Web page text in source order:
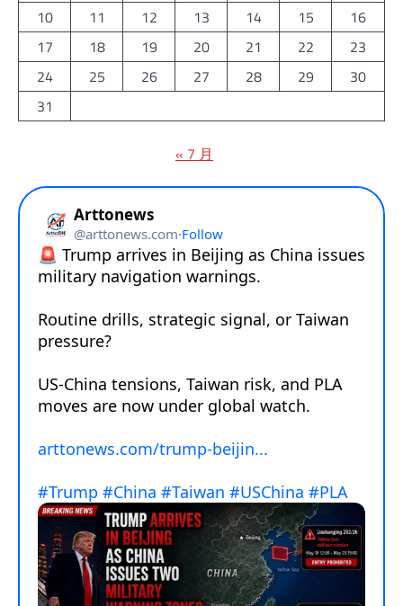
10
11 12 13 14 15
16
17
18 19 20 21 22
23
24
25 26 27 28 29
30
31
« 7 月